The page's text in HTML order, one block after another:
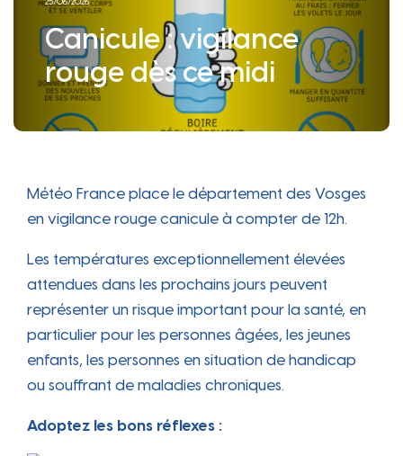
Canicule : vigilance
rouge dès ce midi
Météo France place le département des Vosges
en vigilance rouge canicule à compter de 12h.
Les températures exceptionnellement élevées
attendues dans les prochains jours peuvent
représenter un risque important pour la santé, en
particulier pour les personnes âgées, les jeunes
enfants, les personnes en situation de handicap
ou souffrant de maladies chroniques.
Adoptez les bons réflexes :